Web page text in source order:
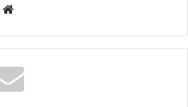
Website